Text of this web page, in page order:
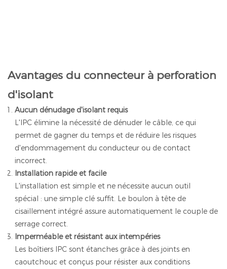
Avantages du connecteur à perforation
d'isolant
Aucun dénudage d'isolant requis
L'IPC élimine la nécessité de dénuder le câble, ce qui
permet de gagner du temps et de réduire les risques
d'endommagement du conducteur ou de contact
incorrect.
Installation rapide et facile
L'installation est simple et ne nécessite aucun outil
spécial : une simple clé suffit. Le boulon à tête de
cisaillement intégré assure automatiquement le couple de
serrage correct.
Imperméable et résistant aux intempéries
Les boîtiers IPC sont étanches grâce à des joints en
caoutchouc et conçus pour résister aux conditions